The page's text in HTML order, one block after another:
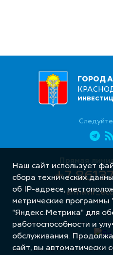
ГОРОД
Следуйте
Прямая
+7
Наш сайт использует
сбора технических
об IP-адресе,
метрические
"Яндекс.Метрика" для
работоспособности и
обслуживания.
сайт, вы автоматически